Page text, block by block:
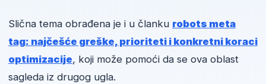
Slična tema obrađena je i u članku robots meta
tag: najčešće greške, prioriteti i konkretni koraci
optimizacije, koji može pomoći da se ova oblast
sagleda iz drugog ugla.